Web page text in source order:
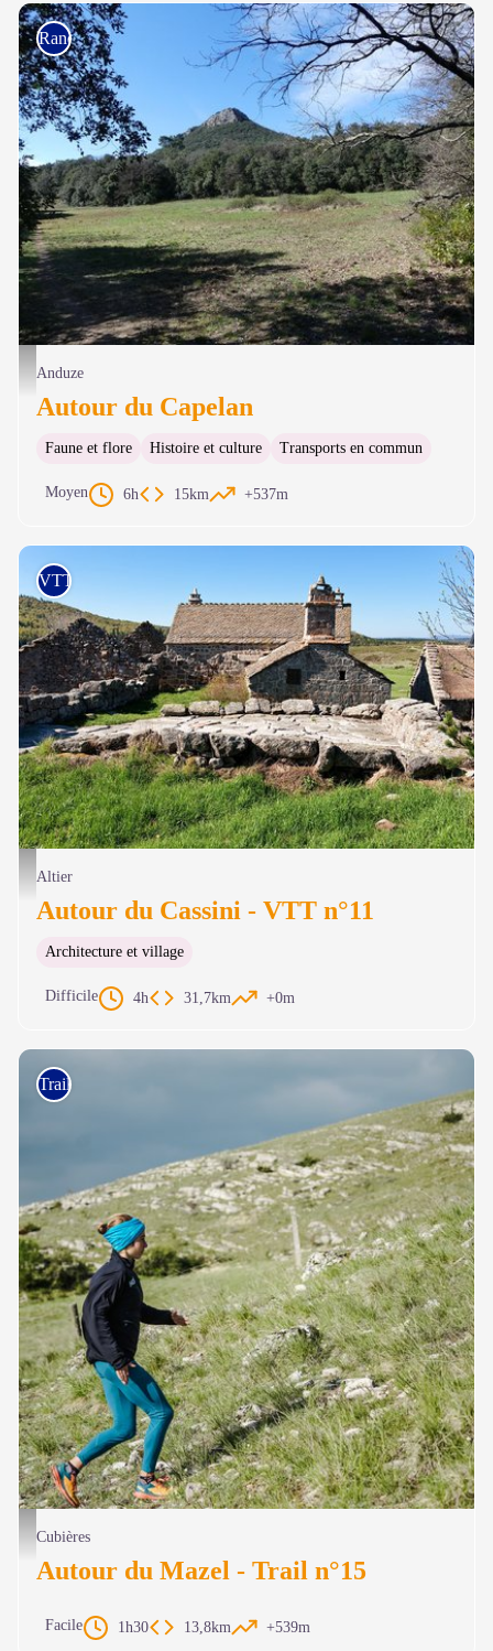
Les Capelans - N Thomas
Rando à pied
Anduze
Autour du Capelan
Faune et flore Histoire et culture Transports en commun
Moyen 6h 15km +537m
Bellecoste, Aire à battre - © Guy Grégoire
VTT
Altier
Autour du Cassini - VTT n°11
Architecture et village
Difficile 4h 31,7km +0m
Traileur en montée - © Aurélien Desmiers
Trail
Cubières
Autour du Mazel - Trail n°15
Facile 1h30 13,8km +539m